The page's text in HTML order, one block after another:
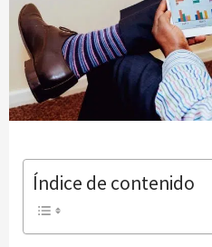
Índice de contenido